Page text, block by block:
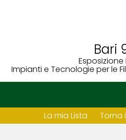
Bari
Impianti e Tecnologie per le
La mia Lista Torna